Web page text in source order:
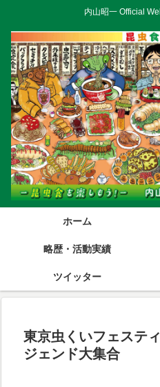
内山昭一 Official
ホーム
略歴・活動実績
ツイッター
東京虫くいフェステ
ジェンド大集合